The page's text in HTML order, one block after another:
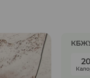
Какао продукты
Готовые замороженные